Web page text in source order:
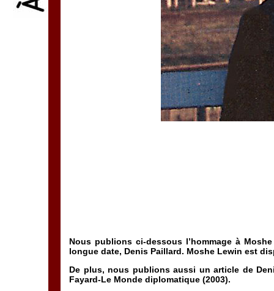
Nous publions ci-dessous l’hommage à
longue date, Denis Paillard. Moshe Lewin est
De plus, nous publions aussi un article de
Fayard-Le Monde diplomatique (2003).